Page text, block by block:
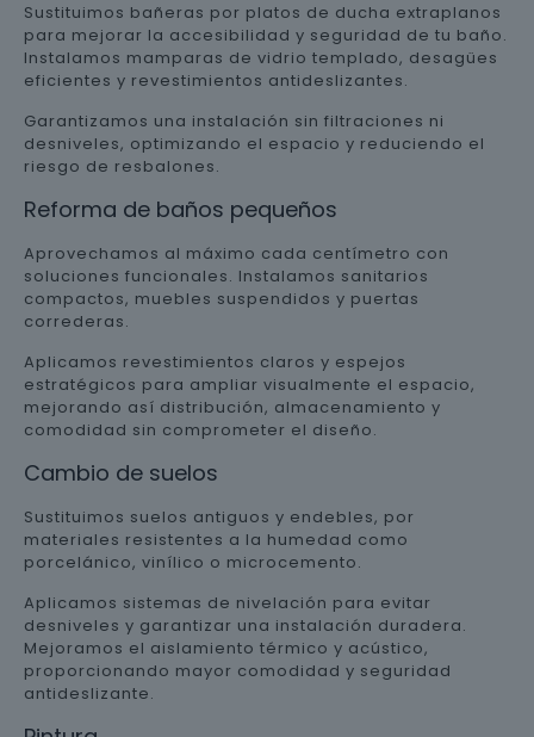
Sustituimos bañeras por platos de ducha extraplanos
para mejorar la accesibilidad y seguridad de tu baño.
Instalamos mamparas de vidrio templado, desagües
eficientes y revestimientos antideslizantes.
Garantizamos una instalación sin filtraciones ni
desniveles, optimizando el espacio y reduciendo el
riesgo de resbalones.
Reforma de baños pequeños
Aprovechamos al máximo cada centímetro con
soluciones funcionales. Instalamos sanitarios
compactos, muebles suspendidos y puertas
correderas.
Aplicamos revestimientos claros y espejos
estratégicos para ampliar visualmente el espacio,
mejorando así distribución, almacenamiento y
comodidad sin comprometer el diseño.
Cambio de suelos
Sustituimos suelos antiguos y endebles, por
materiales resistentes a la humedad como
porcelánico, vinílico o microcemento.
Aplicamos sistemas de nivelación para evitar
desniveles y garantizar una instalación duradera.
Mejoramos el aislamiento térmico y acústico,
proporcionando mayor comodidad y seguridad
antideslizante.